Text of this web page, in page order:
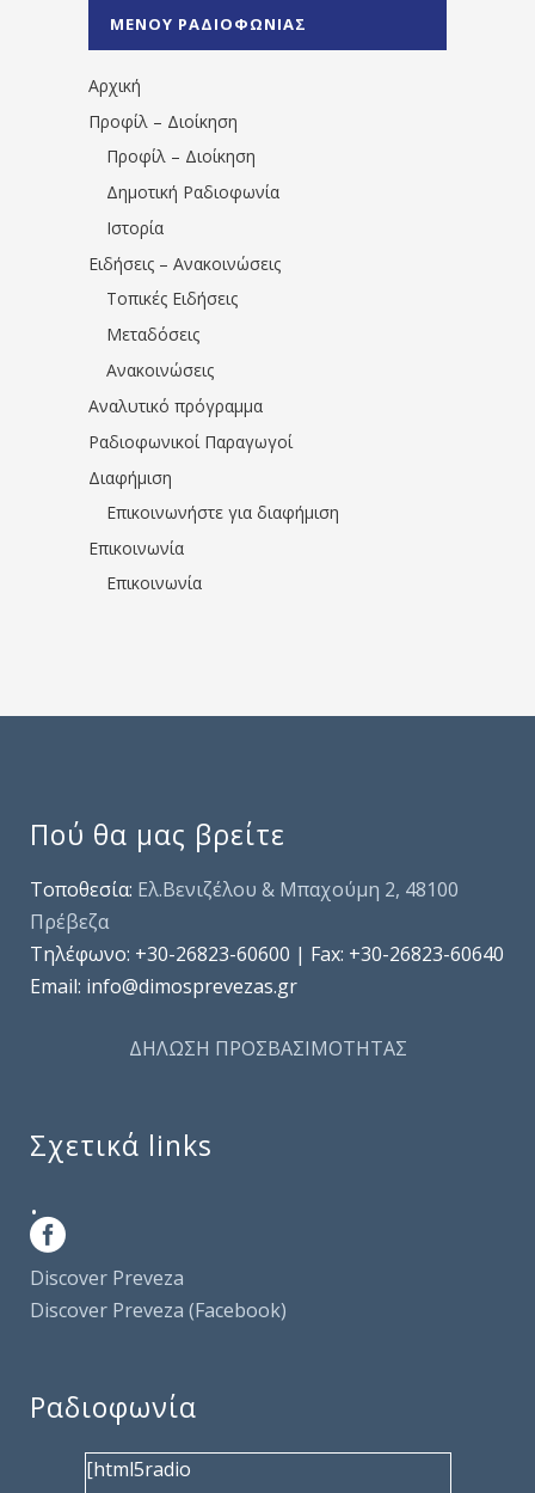
1531194763766854/" artist="" ]
ΜΕΝΟΥ ΡΑΔΙΟΦΩΝΙΑΣ
Αρχική
Προφίλ – Διοίκηση
Προφίλ – Διοίκηση
Δημοτική Ραδιοφωνία
Ιστορία
Ειδήσεις – Ανακοινώσεις
Τοπικές Ειδήσεις
Μεταδόσεις
Ανακοινώσεις
Αναλυτικό πρόγραμμα
Ραδιοφωνικοί Παραγωγοί
Διαφήμιση
Επικοινωνήστε για διαφήμιση
Επικοινωνία
Επικοινωνία
Πού θα μας βρείτε
Τοποθεσία: Ελ.Βενιζέλου & Μπαχούμη 2, 48100
Πρέβεζα
Τηλέφωνo: +30-26823-60600 | Fax: +30-26823-60640
Email: info@dimosprevezas.gr
ΔΗΛΩΣΗ ΠΡΟΣΒΑΣΙΜΟΤΗΤΑΣ
Σχετικά links
.
Discover Preveza
Discover Preveza (Facebook)
Ραδιοφωνία
[html5radio